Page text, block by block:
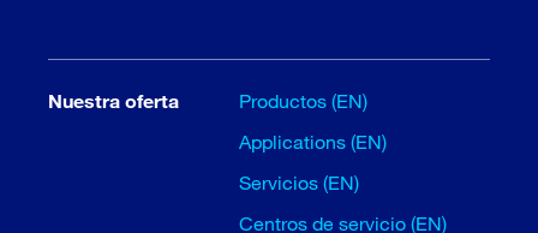
Nuestra oferta
Productos (EN)
Applications (EN)
Servicios (EN)
Centros de servicio (EN)